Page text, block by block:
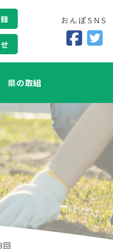
県の取組
おんぽSNS
回